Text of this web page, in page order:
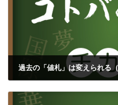
過去の「値札」は変えられる